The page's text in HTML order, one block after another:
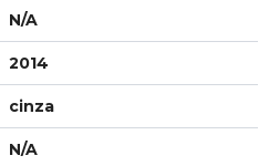
N/A
2014
cinza
N/A